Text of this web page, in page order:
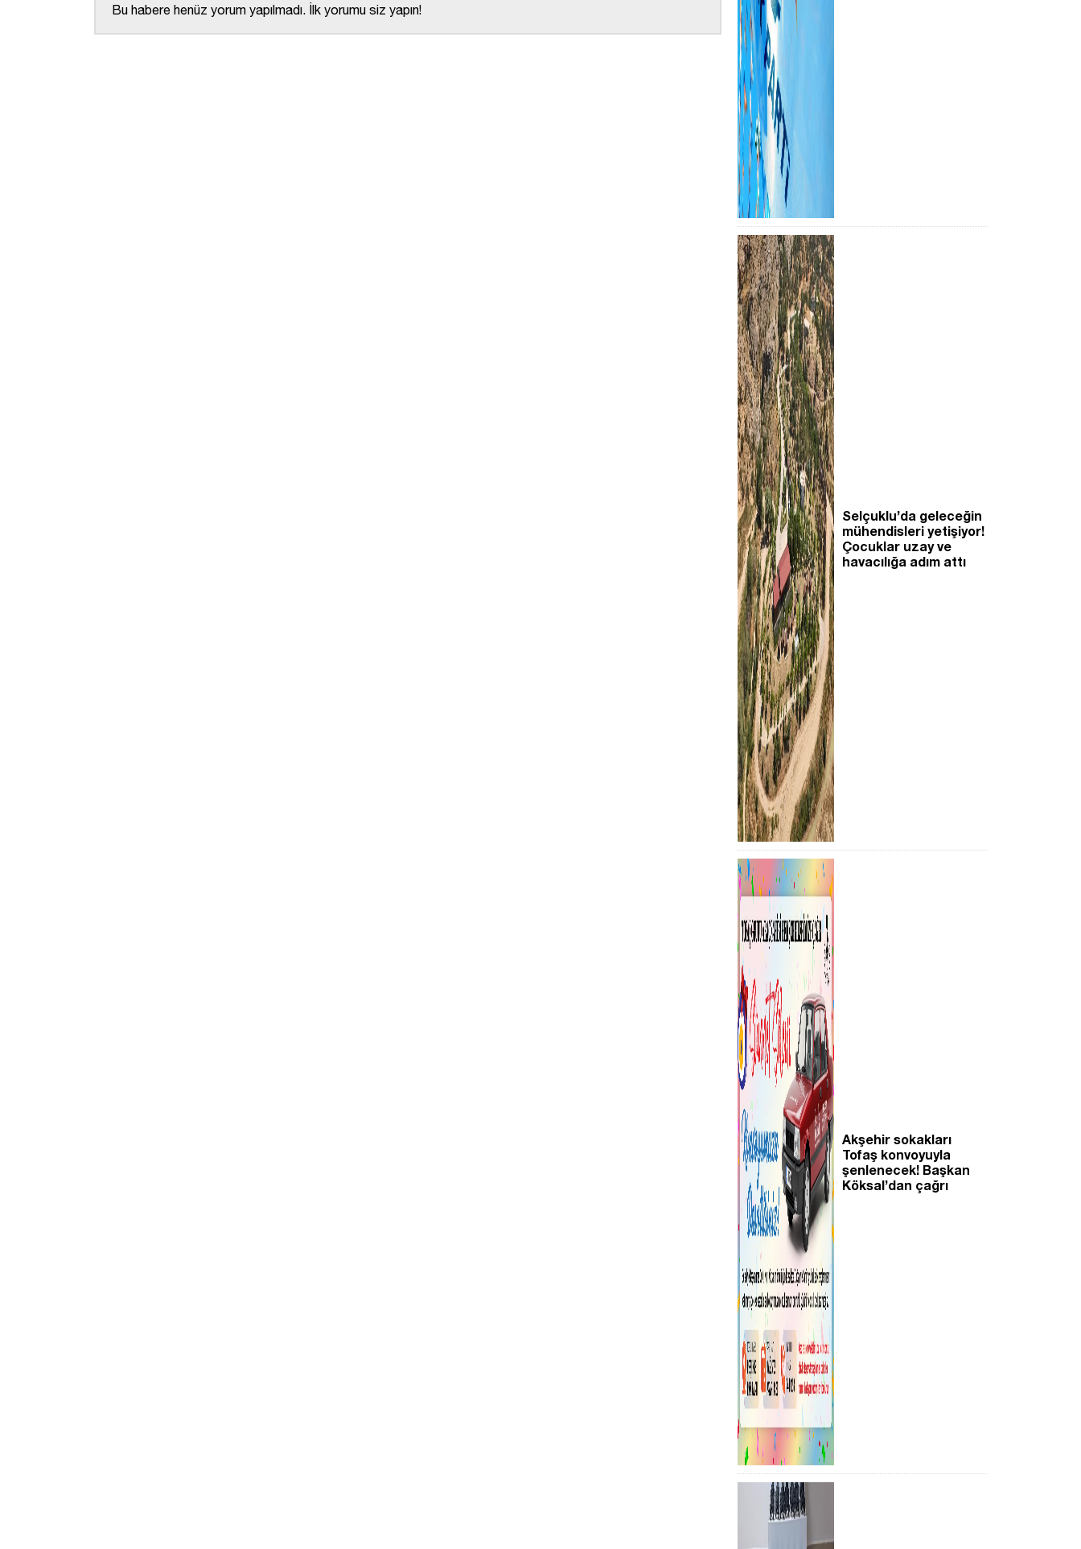
Bu habere henüz yorum yapılmadı. İlk yorumu siz yapın!
Selçuklu’da geleceğin
mühendisleri yetişiyor!
Çocuklar uzay ve
havacılığa adım attı
Akşehir sokakları
Tofaş konvoyuyla
şenlenecek! Başkan
Köksal’dan çağrı